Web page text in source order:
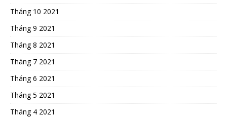
Tháng 10 2021
Tháng 9 2021
Tháng 8 2021
Tháng 7 2021
Tháng 6 2021
Tháng 5 2021
Tháng 4 2021